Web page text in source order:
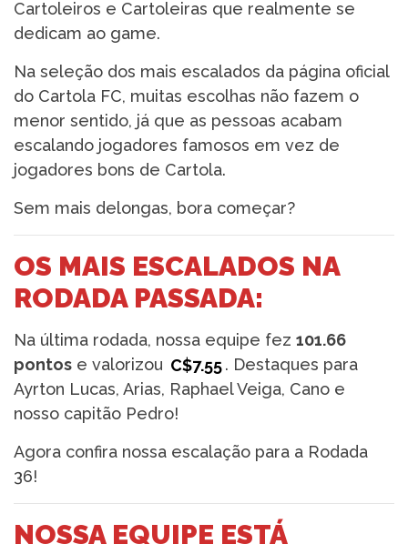
Cartoleiros e Cartoleiras que realmente se
dedicam ao game.
Na seleção dos mais escalados da página oficial
do Cartola FC, muitas escolhas não fazem o
menor sentido, já que as pessoas acabam
escalando jogadores famosos em vez de
jogadores bons de Cartola.
Sem mais delongas, bora começar?
OS MAIS ESCALADOS NA
RODADA PASSADA:
Na última rodada, nossa equipe fez 101.66
pontos e valorizou C$7.55 . Destaques para
Ayrton Lucas, Arias, Raphael Veiga, Cano e
nosso capitão Pedro!
Agora confira nossa escalação para a Rodada
36!
NOSSA EQUIPE ESTÁ